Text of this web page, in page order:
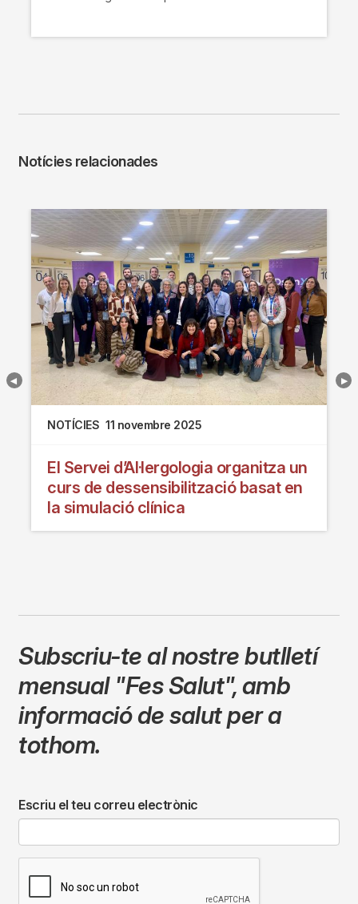
Notícies relacionades
NOTÍCIES 11 novembre 2025
El Servei d’Al·lergologia organitza un
curs de dessensibilització basat en
la simulació clínica
Subscriu-te al nostre butlletí
mensual "Fes Salut",amb
informació de salut per a
tothom.
Escriu el teu correu electrònic